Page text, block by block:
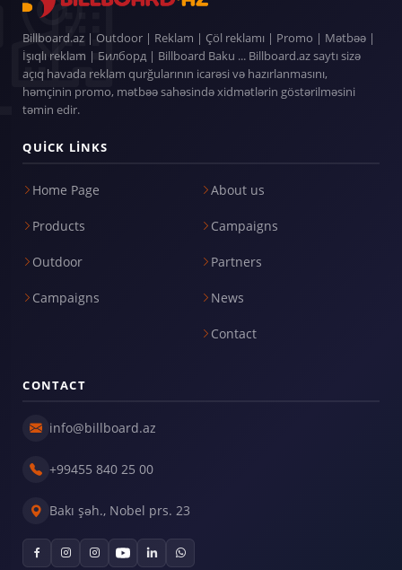
Billboard.az | Outdoor | Reklam | Çöl reklamı | Promo | Mətbəə |
İşıqlı reklam | Билборд | Billboard Baku ... Billboard.az saytı sizə
açıq havada reklam qurğularının icarəsi və hazırlanmasını,
həmçinin promo, mətbəə sahəsində xidmətlərin göstərilməsini
təmin edir.
QUICK LINKS
Home Page
Products
Outdoor
Campaigns
About us
Campaigns
Partners
News
Contact
CONTACT
info@billboard.az
+99455 840 25 00
Bakı şəh., Nobel prs. 23